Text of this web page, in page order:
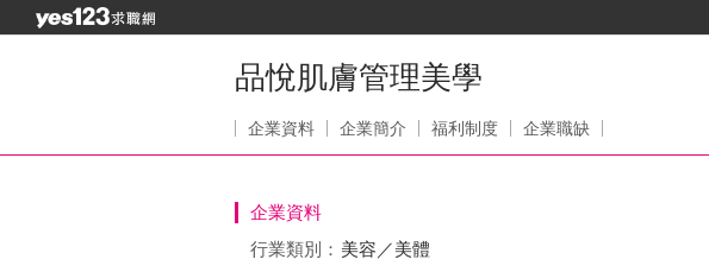
品悅肌膚管理美學
企業資料 企業簡介 福利制度 企業職缺
企業資料
行業類別： 美容／美體